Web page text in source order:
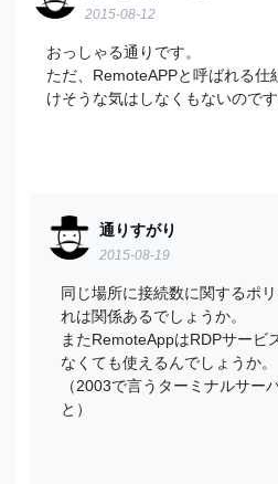
2015-08-12
おっしゃる通りです。
ただ、RemoteAPPと呼ばれる仕
けそうな気はしなくもないのです
通りすがり
2015-08-19
同じ場所に接続数に関するポ
れは関係あるでしょうか。
またRemoteAppはRDPサービ
なくても使えるんでしょうか。
（2003で言うターミナルサー
と）